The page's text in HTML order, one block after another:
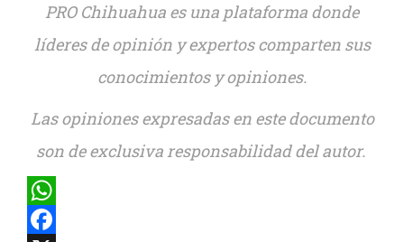
PRO Chihuahua es una plataforma donde
líderes de opinión y expertos comparten sus
conocimientos y opiniones.
Las opiniones expresadas en este documento
son de exclusiva responsabilidad del autor.
WhatsApp